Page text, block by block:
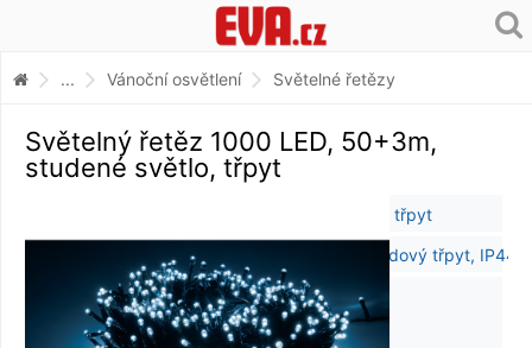
... Vánoční osvětlení Světelné řetězy
Světelný řetěz 1000 LED, 50+3m,
studené světlo, třpyt